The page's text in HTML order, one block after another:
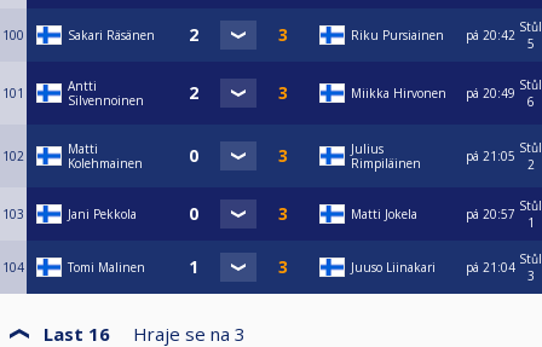
100 Sakari Räsänen Riku Pursiainen pá 20:42 Stůl
5
101
Antti
Silvennoinen
Miikka Hirvonen pá 20:49 Stůl
6
102
Matti
Kolehmainen
Julius
Rimpiläinen
pá 21:05 Stůl
2
103 Jani Pekkola Matti Jokela pá 20:57 Stůl
1
104 Tomi Malinen Juuso Liinakari pá 21:04 Stůl
3
Last 16 Hraje se na 3